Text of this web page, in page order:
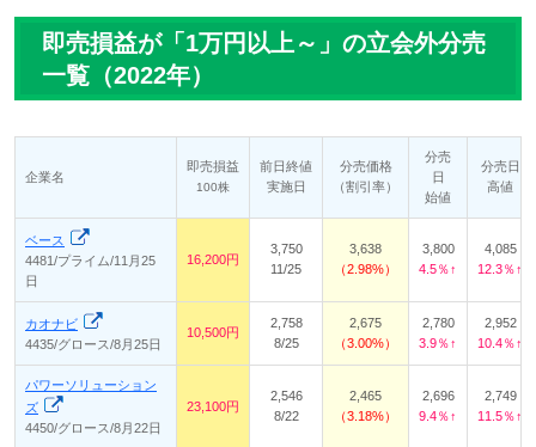
即売損益が「1万円以上～」の立会外分売
一覧（2022年）
企業名
即売損益
100株
前日終値
実施日
分売価格
（割引率）
分売
日
始値
分売日
高値
ベース
4481/プライム/11月25
日
16,200円
3,750
11/25
3,638
2.98%
3,800
4.5％↑
4,085
12.3％↑
カオナビ
4435/グロース/8月25日
10,500円
2,758
8/25
2,675
3.00%
2,780
3.9％↑
2,952
10.4％↑
パワーソリューション
ズ
4450/グロース/8月22日
23,100円
2,546
8/22
2,465
3.18%
2,696
9.4％↑
2,749
11.5％↑